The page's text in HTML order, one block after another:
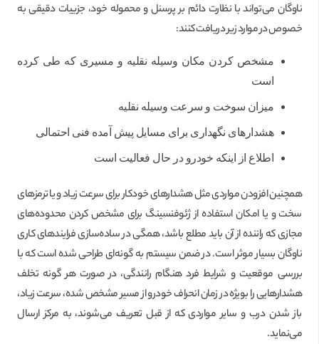
ناوگان می‌تواند با نظارت دائم بر پرسنل و محموله خود، جزییات دقیقی به
خصوص در موارد زیر دریافت کنند:
مشخص کردن مکان وسیله نقلیه و مسیری که طی کرده
است
میزان سوخت و سرعت وسیله نقلیه
هشدارهای نگهداری برای مسایل پیش آمده فنی احتمالی
اطلاع از اینکه خودرو در حال فعالیت است
همچنین افزودن مواردی مثل هشدارهای خودکار برای سرعت زیاد و یا ترمزهای
سخت و یا امکان استفاده از ژئوفنسینگ برای مشخص کردن محدوده‌های
مجازی که راننده از آن باید مطلع باشد، همگی در ساده‌سازی فرایندهای کاری
ناوگان بسیار موثر است. در ضمن سیستم به گونه‌ای طراحی شده است که با
بررسی موقعیت و شرایط فرد هنگام رانندگی، در صورت هر گونه تخلف
هشدارهایی را بویژه در زمان انحراف خودرو از مسیر مشخص شده، سرعت زیاد،
باز شدن درب و سایر مواردی که از قبل تعریف می‌شوند، به مرکز ارسال
می‌نماید.